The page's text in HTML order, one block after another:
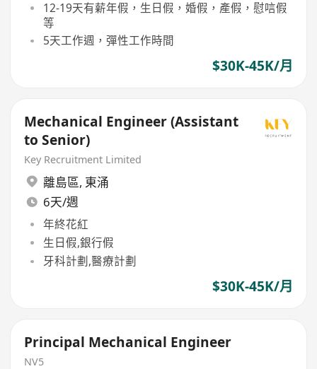
12-19天有薪年假，生日假，婚假，產假，慰唁假
等
5天工作週，彈性工作時間
$30K-45K/月
Mechanical Engineer (Assistant
to Senior)
Key Recruitment Limited
離島區, 東涌
6天/週
年終花紅
生日假,銀行假
牙科計劃,醫療計劃
$30K-45K/月
Principal Mechanical Engineer
NV5